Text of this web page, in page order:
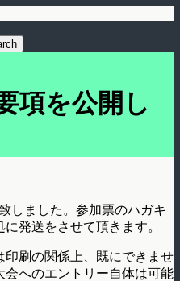
項を公開し
しました。参加票のハガキ
発送をさせて頂きます。
刷の関係上、既にできませ
会へのエントリー自体は可能